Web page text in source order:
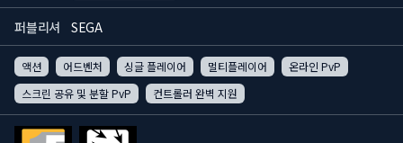
퍼블리셔 SEGA
액션 어드벤처 싱글 플레이어 멀티플레이어
온라인 PvP
스크린 공유 및 분할 PvP
컨트롤러 완벽 지원